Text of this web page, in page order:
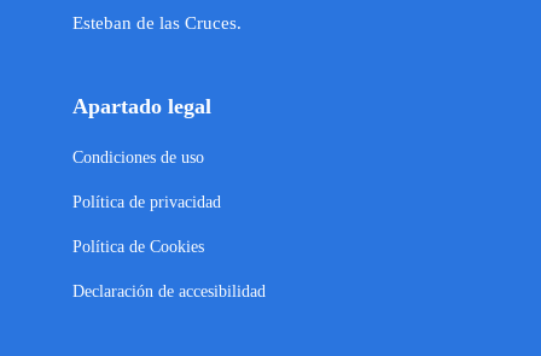
Esteban de las Cruces.
Apartado legal
Condiciones de uso
Política de privacidad
Política de Cookies
Declaración de accesibilidad